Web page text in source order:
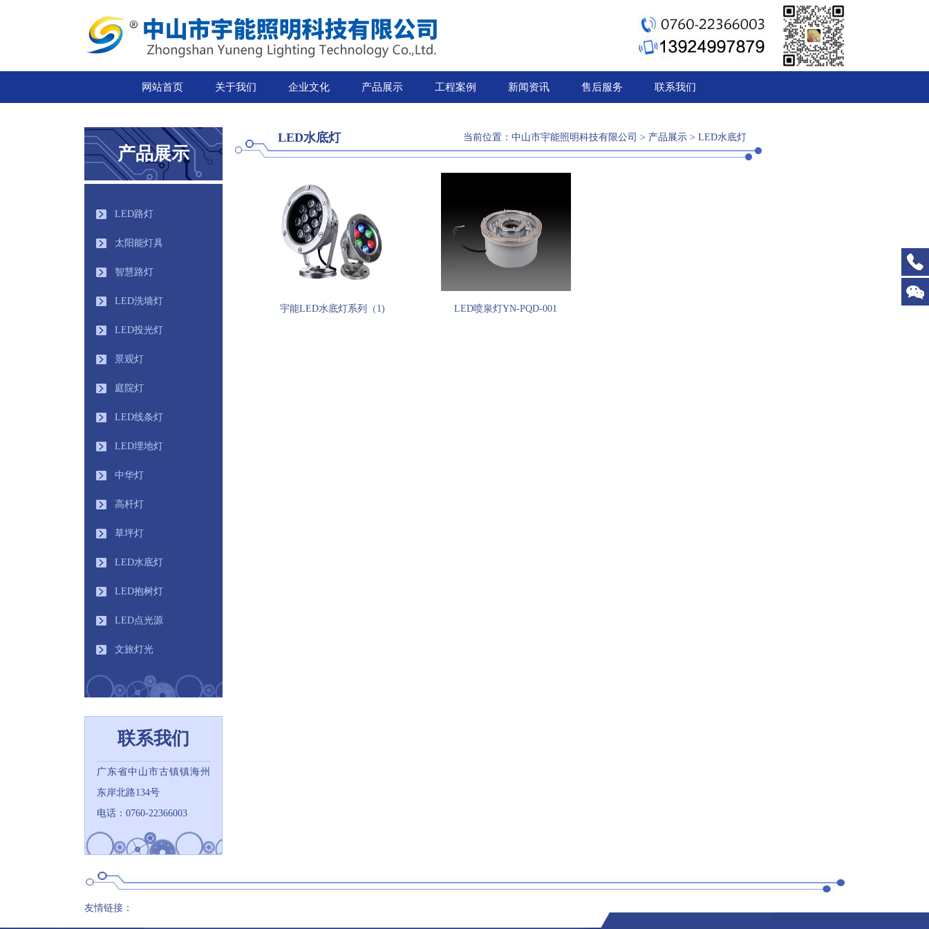
网站首页 关于我们 企业文化 产品展示 工程案例 新闻资讯 售后服务 联系我们
产品展示
LED路灯
太阳能灯具
智慧路灯
LED洗墙灯
LED投光灯
景观灯
庭院灯
LED线条灯
LED埋地灯
中华灯
高杆灯
草坪灯
LED水底灯
LED抱树灯
LED点光源
文旅灯光
联系我们
广东省中山市古镇镇海州
东岸北路134号
电话：0760-22366003
LED水底灯 当前位置： 中山市宇能照明科技有限公司 > 产品展示 > LED水底灯
宇能LED水底灯系列（1) LED喷泉灯YN-PQD-001
友情链接：